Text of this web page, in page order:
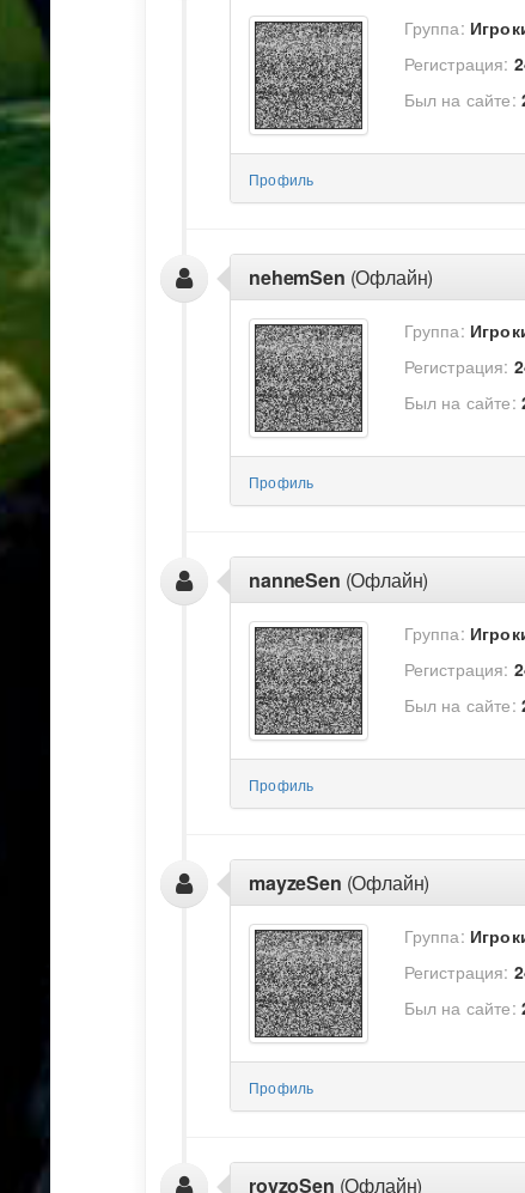
Группа:
Регистрация:
Был на сайте:
Профиль
nehemSen (Офлайн)
Группа:
Регистрация:
Был на сайте:
Профиль
nanneSen (Офлайн)
Группа:
Регистрация:
Был на сайте:
Профиль
mayzeSen (Офлайн)
Группа:
Регистрация:
Был на сайте:
Профиль
royzoSen (Офлайн)